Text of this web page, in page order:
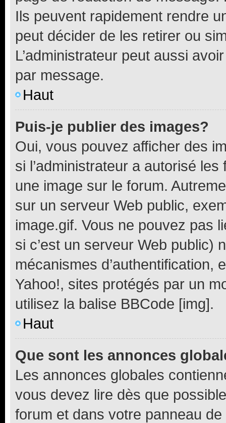
Ils peuvent rapidement rendre
peut décider de les retirer ou
L’administrateur peut aussi
par message.
Haut
Puis-je publier des images?
Oui, vous pouvez afficher des
si l’administrateur a autorisé
une image sur le forum.
sur un serveur Web public,
image.gif. Vous ne pouvez pas
si c’est un serveur Web public)
mécanismes d’authentification,
Yahoo!, sites protégés par un
utilisez la balise BBCode [img].
Haut
Que sont les annonces
Les annonces globales
vous devez lire dès que
forum et dans votre panneau